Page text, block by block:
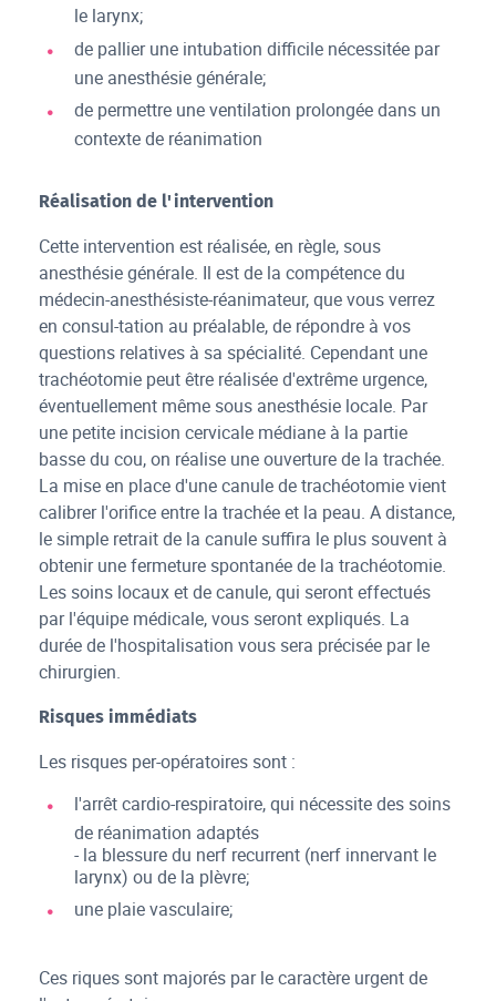
le larynx;
de pallier une intubation difficile nécessitée par
une anesthésie générale;
de permettre une ventilation prolongée dans un
contexte de réanimation
Réalisation de l'intervention
Cette intervention est réalisée, en règle, sous
anesthésie générale. Il est de la compétence du
médecin-anesthésiste-réanimateur, que vous verrez
en consul-tation au préalable, de répondre à vos
questions relatives à sa spécialité. Cependant une
trachéotomie peut être réalisée d'extrême urgence,
éventuellement même sous anesthésie locale. Par
une petite incision cervicale médiane à la partie
basse du cou, on réalise une ouverture de la trachée.
La mise en place d'une canule de trachéotomie vient
calibrer l'orifice entre la trachée et la peau. A distance,
le simple retrait de la canule suffira le plus souvent à
obtenir une fermeture spontanée de la trachéotomie.
Les soins locaux et de canule, qui seront effectués
par l'équipe médicale, vous seront expliqués. La
durée de l'hospitalisation vous sera précisée par le
chirurgien.
Risques immédiats
Les risques per-opératoires sont :
l'arrêt cardio-respiratoire, qui nécessite des soins
de réanimation adaptés
- la blessure du nerf recurrent (nerf innervant le
larynx) ou de la plèvre;
une plaie vasculaire;
Ces riques sont majorés par le caractère urgent de